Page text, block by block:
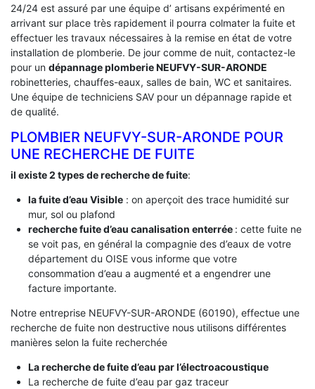
24/24 est assuré par une équipe d’ artisans expérimenté en
arrivant sur place très rapidement il pourra colmater la fuite et
effectuer les travaux nécessaires à la remise en état de votre
installation de plomberie. De jour comme de nuit, contactez-le
pour un dépannage plomberie NEUFVY-SUR-ARONDE
robinetteries, chauffes-eaux, salles de bain, WC et sanitaires.
Une équipe de techniciens SAV pour un dépannage rapide et
de qualité.
PLOMBIER NEUFVY-SUR-ARONDE POUR
UNE RECHERCHE DE FUITE
il existe 2 types de recherche de fuite:
la fuite d’eau Visible: on aperçoit des trace humidité sur
mur, sol ou plafond
recherche fuite d’eau canalisation enterrée : cette fuite ne
se voit pas, en général la compagnie des d’eaux de votre
département du OISE vous informe que votre
consommation d’eau a augmenté et a engendrer une
facture importante.
Notre entreprise NEUFVY-SUR-ARONDE (60190), effectue une
recherche de fuite non destructive nous utilisons différentes
manières selon la fuite recherchée
La recherche de fuite d’eau par l’électroacoustique
La recherche de fuite d’eau par gaz traceur